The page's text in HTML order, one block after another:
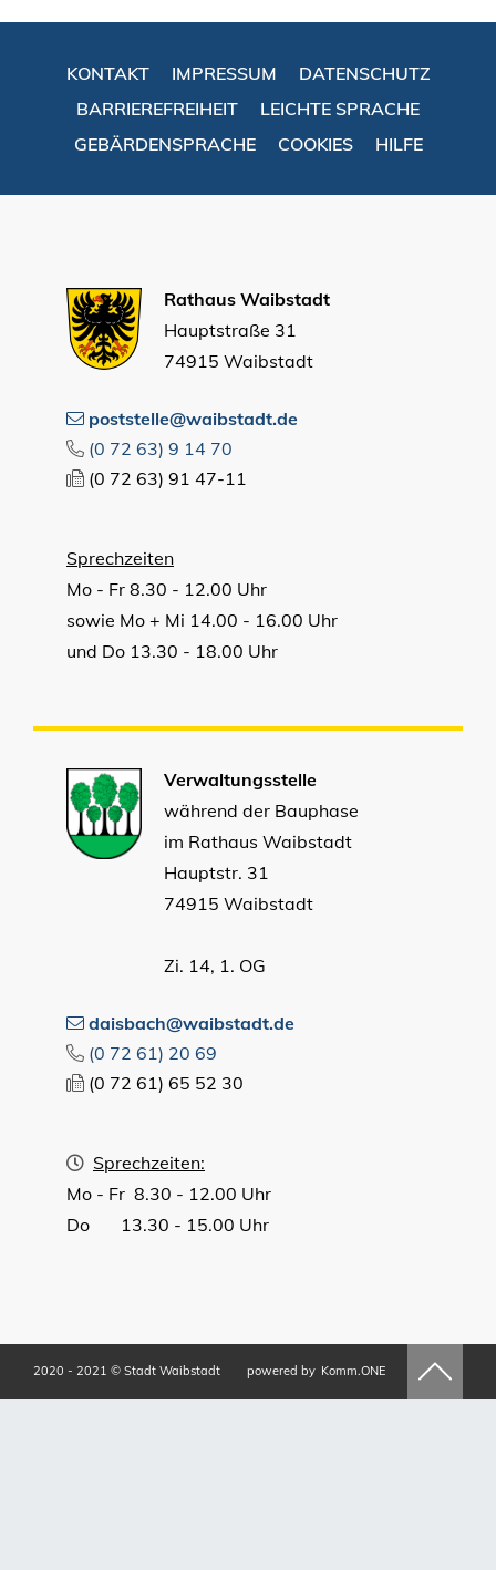
KONTAKT IMPRESSUM
DATENSCHUTZ
BARRIEREFREIHEIT
LEICHTE SPRACHE
GEBÄRDENSPRACHE
COOKIES HILFE
Rathaus Waibstadt
Hauptstraße 31
74915 Waibstadt
poststelle@waibstadt.de
(0 72 63) 9 14 70
(0 72 63) 91 47-11
Sprechzeiten
Mo - Fr 8.30 - 12.00 Uhr
sowie Mo + Mi 14.00 - 16.00 Uhr
und Do 13.30 - 18.00 Uhr
Verwaltungsstelle
während der Bauphase
im Rathaus Waibstadt
Hauptstr. 31
74915 Waibstadt
Zi. 14, 1. OG
daisbach@waibstadt.de
(0 72 61) 20 69
(0 72 61) 65 52 30
Sprechzeiten:
Mo - Fr 8.30 - 12.00 Uhr
Do 13.30 - 15.00 Uhr
2020 - 2021 © Stadt Waibstadt powered by Komm.ONE